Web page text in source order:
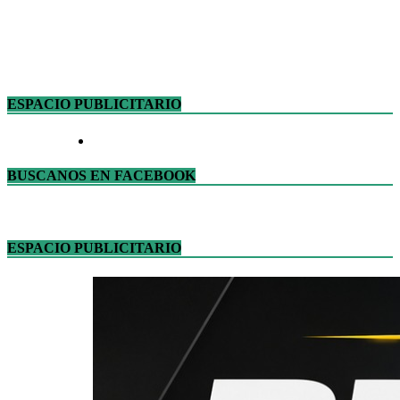
ESPACIO PUBLICITARIO
BUSCANOS EN FACEBOOK
ESPACIO PUBLICITARIO